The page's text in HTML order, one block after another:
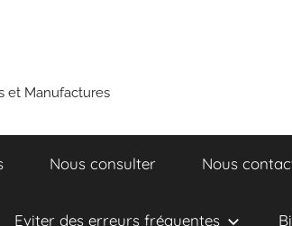
et Manufactures
Nous consulter Nous
Eviter des erreurs fréquentes